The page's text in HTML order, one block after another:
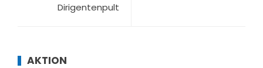
Dirigentenpult
AKTION